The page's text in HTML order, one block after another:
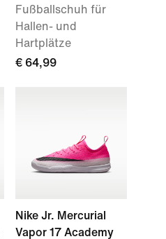
Fußballschuh für
Hallen- und
Hartplätze
€ 64,99
Nike Jr. Mercurial
Vapor 17 Academy